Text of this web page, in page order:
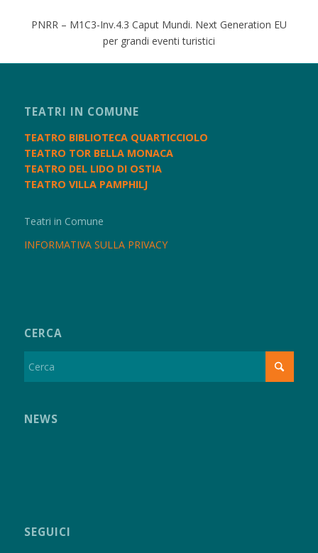
PNRR – M1C3-Inv.4.3 Caput Mundi. Next Generation EU
per grandi eventi turistici
TEATRI IN COMUNE
TEATRO BIBLIOTECA QUARTICCIOLO
TEATRO TOR BELLA MONACA
TEATRO DEL LIDO DI OSTIA
TEATRO VILLA PAMPHILJ
Teatri in Comune
INFORMATIVA SULLA PRIVACY
CERCA
NEWS
SEGUICI